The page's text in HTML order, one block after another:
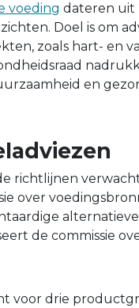
voeding dateren uit
Doel is om
zoals hart- en
en
richtlijnen
over
de commissie
voor drie